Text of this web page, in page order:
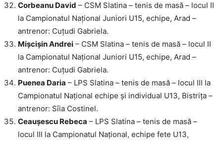
Corbeanu David – CSM Slatina – tenis de masă – locul II
la Campionatul Național Juniori U15, echipe, Arad –
antrenor: Cuțudi Gabriela.
Mișcișin Andrei – CSM Slatina – tenis de masă – locul II
la Campionatul Național Juniori U15, echipe, Arad –
antrenor: Cuțudi Gabriela.
Puenea Daria – LPS Slatina – tenis de masă – locul III la
Campionatul Național echipe și individual U13, Bistrița –
antrenor: Sîia Costinel.
Ceaușescu Rebeca – LPS Slatina – tenis de masă –
locul III la Campionatul Național, echipe fete U13,